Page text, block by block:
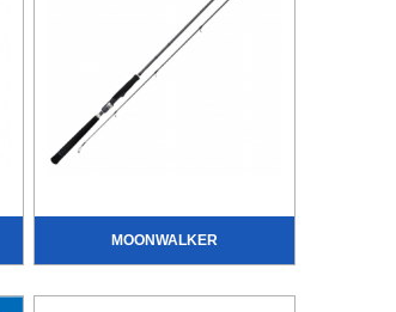
MOONWALKER